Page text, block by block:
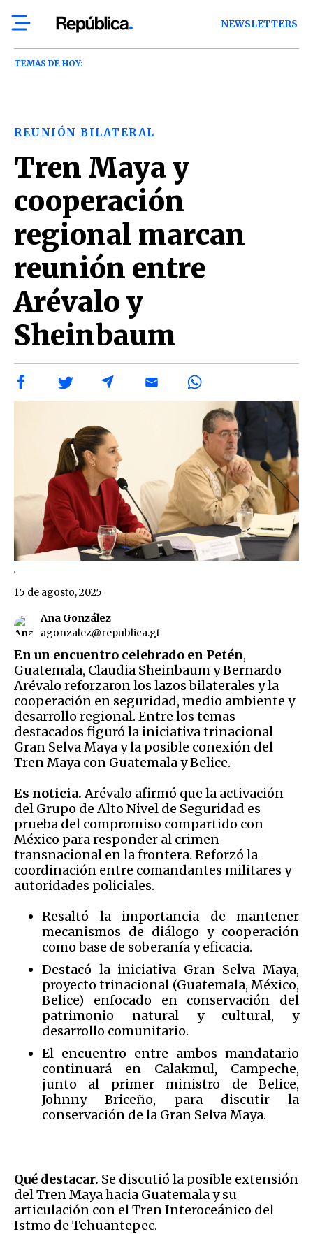
NEWSLETTERS
TEMAS DE HOY:
REUNIÓN BILATERAL
Tren Maya y
cooperación
regional marcan
reunión entre
Arévalo y
Sheinbaum
.
Ana González
agonzalez@republica.gt
15 de agosto, 2025
En un encuentro celebrado en Petén,
Guatemala, Claudia Sheinbaum y Bernardo
Arévalo reforzaron los lazos bilaterales y la
cooperación en seguridad, medio ambiente y
desarrollo regional. Entre los temas
destacados figuró la iniciativa trinacional
Gran Selva Maya y la posible conexión del
Tren Maya con Guatemala y Belice.
Es noticia.Arévalo afirmó que la activación
del Grupo de Alto Nivel de Seguridad es
prueba del compromiso compartido con
México para responder al crimen
transnacional en la frontera. Reforzó la
coordinación entre comandantes militares y
autoridades policiales.
Resaltó la importancia de mantener
mecanismos de diálogo y cooperación
como base de soberanía y eficacia.
Destacó la iniciativa Gran Selva Maya,
proyecto trinacional (Guatemala, México,
Belice) enfocado en conservación del
patrimonio natural y cultural, y
desarrollo comunitario.
El encuentro entre ambos mandatario
continuará en Calakmul, Campeche,
junto al primer ministro de Belice,
Johnny Briceño, para discutir la
conservación de la Gran Selva Maya.
Qué destacar. Se discutió la posible extensión
del Tren Maya hacia Guatemala y su
articulación con el Tren Interoceánico del
Istmo de Tehuantepec.